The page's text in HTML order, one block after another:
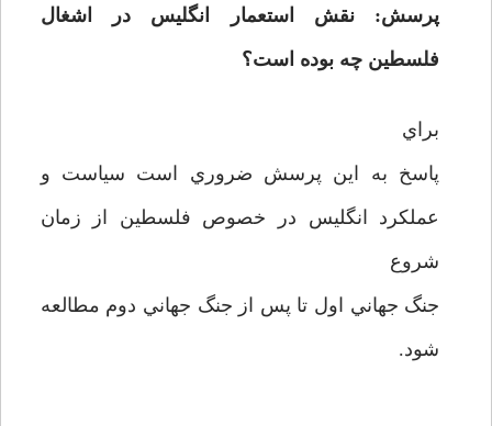
پرسش: نقش استعمار انگليس در اشغال
فلسطين چه بوده است؟
براي
پاسخ به اين پرسش ضروري است سياست و
عملكرد انگليس در خصوص فلسطين از زمان
شروع
جنگ جهاني اول تا پس از جنگ جهاني دوم مطالعه
شود.